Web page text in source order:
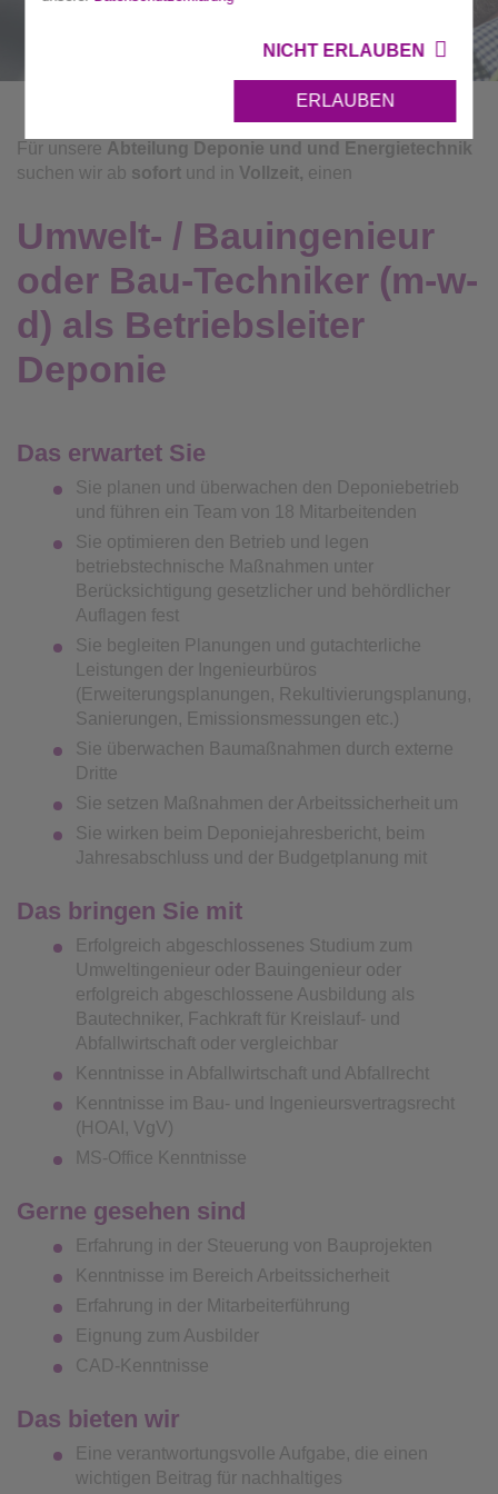
NICHT ERLAUBEN
ERLAUBEN
Für unsere Abteilung Deponie und und Energietechnik
suchen wir ab sofort und in Vollzeit, einen
Umwelt- / Bauingenieur
oder Bau-Techniker (m-w-
d) als Betriebsleiter
Deponie
Das erwartet Sie
Sie planen und überwachen den Deponiebetrieb
und führen ein Team von 18 Mitarbeitenden
Sie optimieren den Betrieb und legen
betriebstechnische Maßnahmen unter
Berücksichtigung gesetzlicher und behördlicher
Auflagen fest
Sie begleiten Planungen und gutachterliche
Leistungen der Ingenieurbüros
(Erweiterungsplanungen, Rekultivierungsplanung,
Sanierungen, Emissionsmessungen etc.)
Sie überwachen Baumaßnahmen durch externe
Dritte
Sie setzen Maßnahmen der Arbeitssicherheit um
Sie wirken beim Deponiejahresbericht, beim
Jahresabschluss und der Budgetplanung mit
Das bringen Sie mit
Erfolgreich abgeschlossenes Studium zum
Umweltingenieur oder Bauingenieur oder
erfolgreich abgeschlossene Ausbildung als
Bautechniker, Fachkraft für Kreislauf- und
Abfallwirtschaft oder vergleichbar
Kenntnisse in Abfallwirtschaft und Abfallrecht
Kenntnisse im Bau- und Ingenieursvertragsrecht
(HOAI, VgV)
MS-Office Kenntnisse
Gerne gesehen sind
Erfahrung in der Steuerung von Bauprojekten
Kenntnisse im Bereich Arbeitssicherheit
Erfahrung in der Mitarbeiterführung
Eignung zum Ausbilder
CAD-Kenntnisse
Das bieten wir
Eine verantwortungsvolle Aufgabe, die einen
wichtigen Beitrag für nachhaltiges